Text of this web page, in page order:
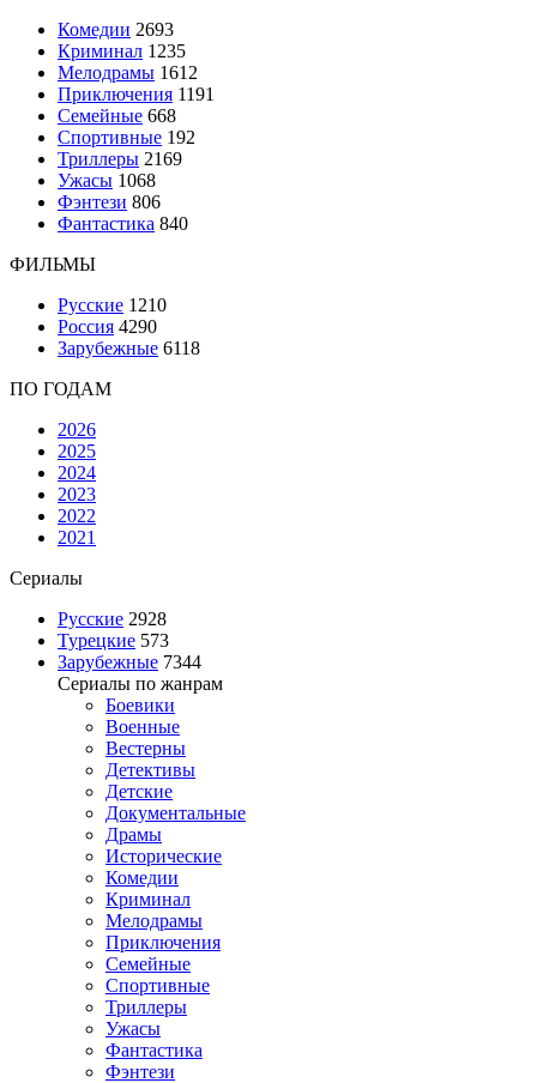
Комедии 2693
Криминал 1235
Мелодрамы 1612
Приключения 1191
Семейные 668
Спортивные 192
Триллеры 2169
Ужасы 1068
Фэнтези 806
Фантастика 840
ФИЛЬМЫ
Русские 1210
Россия 4290
Зарубежные 6118
ПО ГОДАМ
2026
2025
2024
2023
2022
2021
Сериалы
Русские 2928
Турецкие 573
Зарубежные 7344
Сериалы по жанрам
Боевики
Военные
Вестерны
Детективы
Детские
Документальные
Драмы
Исторические
Комедии
Криминал
Мелодрамы
Приключения
Семейные
Спортивные
Триллеры
Ужасы
Фантастика
Фэнтези